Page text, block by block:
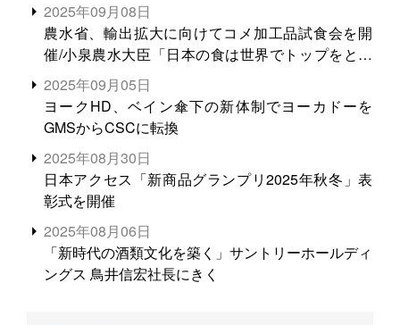
2025年09月08日
農水省、輸出拡大に向けてコメ加工品試食会を開
催/小泉農水大臣「日本の食は世界でトップをとれ
る。米増産に向けて、米輸出需要の拡大を」
2025年09月05日
ヨークHD、ベイン傘下の新体制でヨーカドーを
GMSからCSCに転換
2025年08月30日
日本アクセス「新商品グランプリ2025年秋冬」表
彰式を開催
2025年08月06日
「新時代の酒類文化を築く」サントリーホールディ
ングス 鳥井信宏社長にきく